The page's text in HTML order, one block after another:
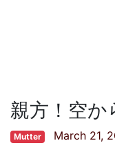
親方！空か
Mutter March 21,